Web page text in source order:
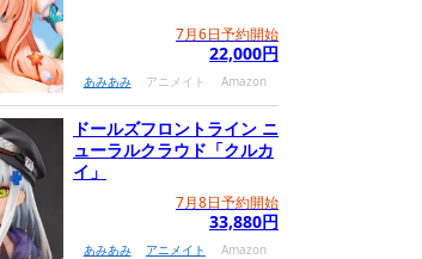
7月6日予約開始
22,000円
あみあみ アニメイト Amazon
ドールズフロントライン ニ
ューラルクラウド「クルカ
イ」
7月8日予約開始
33,880円
あみあみ アニメイト Amazon